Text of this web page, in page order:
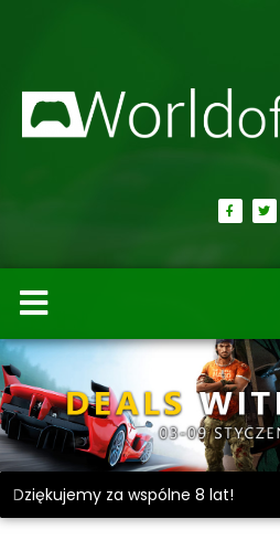
Dziękujemy za wspólne 8 lat!